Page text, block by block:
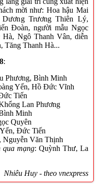
mời như: Hoa hậu Mai
Trương Thiên Lý,
Đoàn, người mẫu Ngọc
Ngô Thanh Vân, diễn
Tăng Thanh Hà...
:
Phương, Bình Minh
Yến, Hồ Đức Vĩnh
Tiến
Lan Phương
Minh
Quyên
Đức Tiến
Nguyễn Văn Thịnh
mạng: Quỳnh Thư, La
Nhiêu Huy - theo vnexpress